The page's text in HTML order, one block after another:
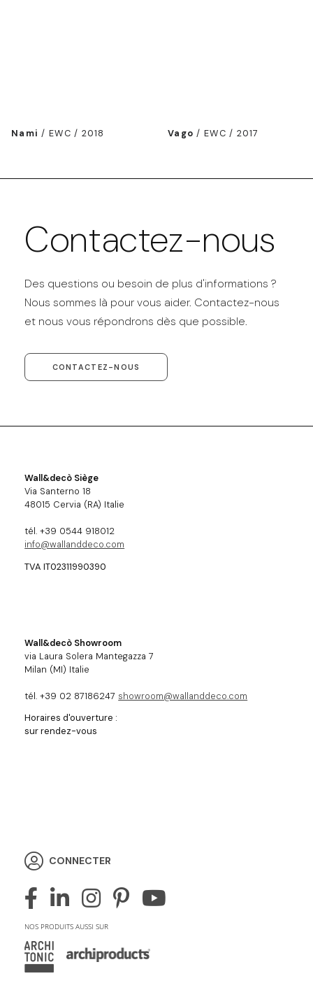
Nami / EWC / 2018 Vago / EWC / 2017
Contactez-nous
Des questions ou besoin de plus d'informations ?
Nous sommes là pour vous aider. Contactez-nous
et nous vous répondrons dès que possible.
CONTACTEZ-NOUS
Wall&decò Siège
Via Santerno 18
48015 Cervia (RA) Italie
tél. +39 0544 918012
info@wallanddeco.com
TVA IT02311990390
Wall&decò Showroom
via Laura Solera Mantegazza 7
Milan (MI) Italie
tél. +39 02 87186247 showroom@wallanddeco.com
Horaires d'ouverture :
sur rendez-vous
CONNECTER
NOS PRODUITS AUSSI SUR